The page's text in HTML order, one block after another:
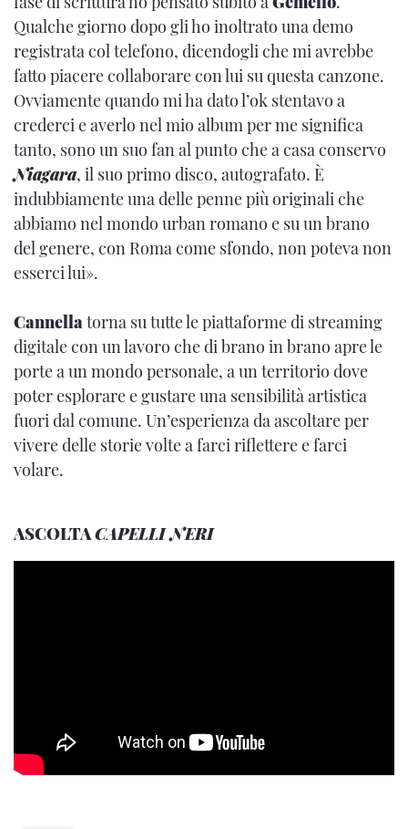
Qualche giorno dopo gli ho inoltrato una demo
registrata col telefono, dicendogli che mi avrebbe
fatto piacere collaborare con lui su questa canzone.
Ovviamente quando mi ha dato l’ok stentavo a
crederci e averlo nel mio album per me significa
tanto, sono un suo fan al punto che a casa conservo
Niagara, il suo primo disco, autografato. È
indubbiamente una delle penne più originali che
abbiamo nel mondo urban romano e su un brano
del genere, con Roma come sfondo, non poteva non
esserci lui».
Cannellatorna su tutte le piattaforme di streaming
digitale con un lavoro che di brano in brano apre le
porte a un mondo personale, a un territorio dove
poter esplorare e gustare una sensibilità artistica
fuori dal comune. Un’esperienza da ascoltare per
vivere delle storie volte a farci riflettere e farci
volare.
ASCOLTACAPELLI NERI